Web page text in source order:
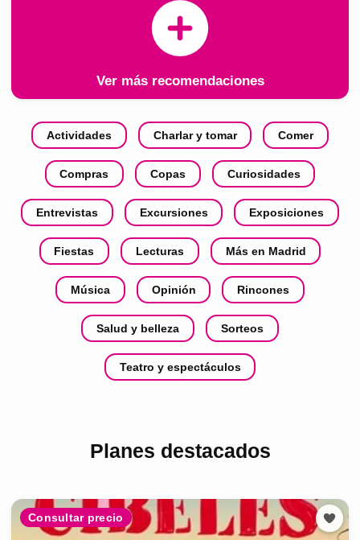
Ver más recomendaciones
Actividades Charlar y tomar Comer
Compras Copas Curiosidades
Entrevistas Excursiones Exposiciones
Fiestas Lecturas Más en Madrid
Música Opinión Rincones
Salud y belleza Sorteos
Teatro y espectáculos
Planes destacados
Consultar precio